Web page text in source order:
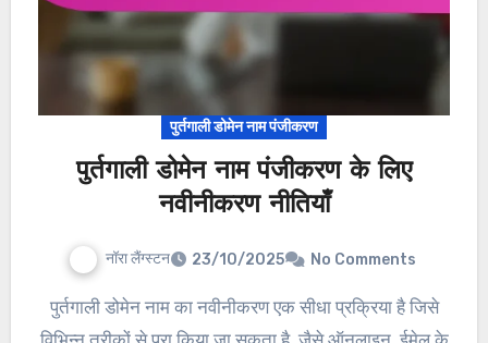
पुर्तगाली डोमेन नाम पंजीकरण
पुर्तगाली डोमेन नाम पंजीकरण के लिए
नवीनीकरण नीतियाँ
नॉरा लैंग्स्टन 23/10/2025 No Comments
पुर्तगाली डोमेन नाम का नवीनीकरण एक सीधा प्रक्रिया है जिसे